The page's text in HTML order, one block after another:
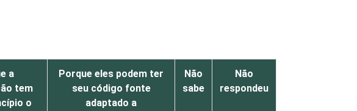
a
tem
o
Porque eles podem ter
seu código fonte
adaptado a
Não
sabe
Não
respondeu